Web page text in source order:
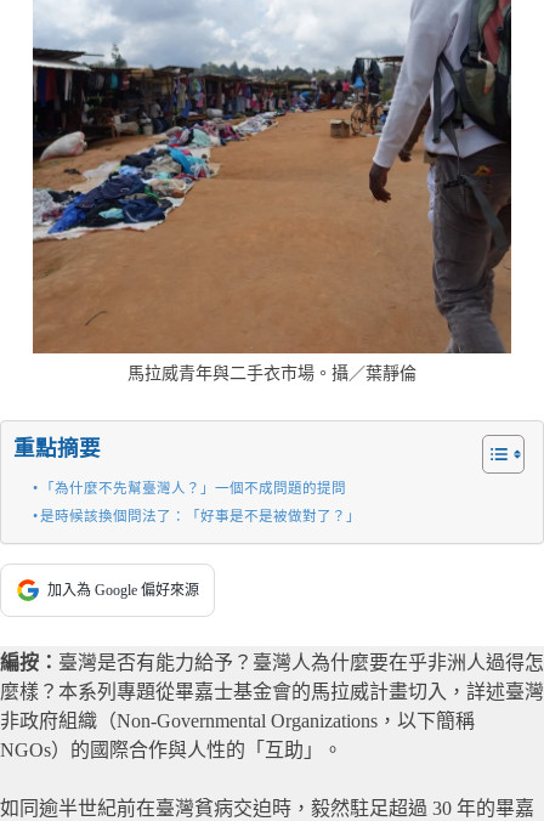
馬拉威青年與二手衣市場。攝／葉靜倫
重點摘要
「為什麼不先幫臺灣人？」一個不成問題的提問
是時候該換個問法了：「好事是不是被做對了？」
加入為 Google 偏好來源
編按： 臺灣是否有能力給予？臺灣人為什麼要在乎非洲人過得怎
麼樣？本系列專題從畢嘉士基金會的馬拉威計畫切入，詳述臺灣
非政府組織（Non-Governmental Organizations，以下簡稱
NGOs）的國際合作與人性的「互助」。
如同逾半世紀前在臺灣貧病交迫時，毅然駐足超過 30 年的畢嘉